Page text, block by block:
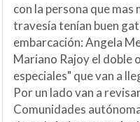
con la persona que mas
travesía tenían buen
embarcación: Angela
Mariano Rajoy el doble
especiales" que van a
Por un lado van a
Comunidades